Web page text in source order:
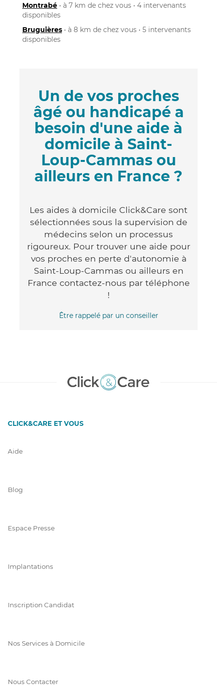
Montrabé • à 7 km de chez vous • 4 intervenants
disponibles
Bruguières • à 8 km de chez vous • 5 intervenants
disponibles
Un de vos proches
âgé ou handicapé a
besoin d'une aide à
domicile à Saint-
Loup-Cammas ou
ailleurs en France ?
Les aides à domicile Click&Care sont
sélectionnées sous la supervision de
médecins selon un processus
rigoureux. Pour trouver une aide pour
vos proches en perte d'autonomie à
Saint-Loup-Cammas ou ailleurs en
France contactez-nous par téléphone
!
Être rappelé par un conseiller
CLICK&CARE ET VOUS
Aide
Blog
Espace Presse
Implantations
Inscription Candidat
Nos Services à Domicile
Nous Contacter